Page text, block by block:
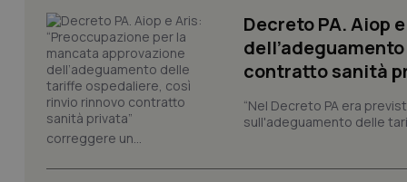
Decreto PA. Aiop
contratto sanità
“Nel Decreto PA era
sull'adeguamento delle
correggere un...
PHPSESSID